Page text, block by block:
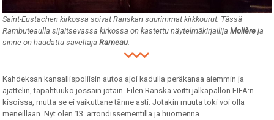
Saint-Eustachen kirkossa soivat Ranskan suurimmat kirkkourut. Tässä
Rambuteaulla sijaitsevassa kirkossa on kastettu näytelmäkirjailijaMolière ja
sinne on haudattu säveltäjäRameau.
Kahdeksan kansallispoliisin autoa ajoi kadulla peräkanaa aiemmin ja
ajattelin, tapahtuuko jossain jotain. Eilen Ranska voitti jalkapallon FIFA:n
kisoissa, mutta se ei vaikuttane tänne asti. Jotakin muuta toki voi olla
meneillään. Nyt olen 13. arrondissementilla ja huomenna